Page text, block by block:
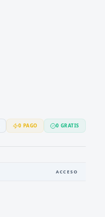
0 PAGO 0 GRATIS
ACCESO